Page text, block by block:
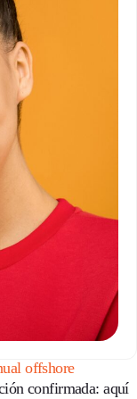
offshore
confirmada:aquí